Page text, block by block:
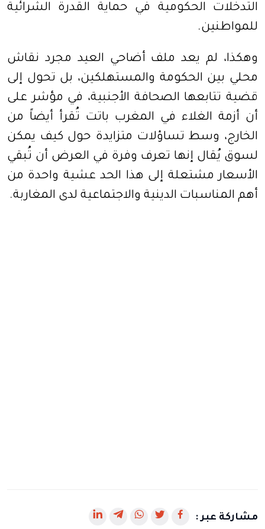
التدخلات الحكومية في حماية القدرة الشرائية
للمواطنين.
وهكذا، لم يعد ملف أضاحي العيد مجرد نقاش
محلي بين الحكومة والمستهلكين، بل تحول إلى
قضية تتابعها الصحافة الأجنبية، في مؤشر على
أن أزمة الغلاء في المغرب باتت تُقرأ أيضاً من
الخارج، وسط تساؤلات متزايدة حول كيف يمكن
لسوق يُقال إنها تعرف وفرة في العرض أن تُبقي
الأسعار مشتعلة إلى هذا الحد عشية واحدة من
أهم المناسبات الدينية والاجتماعية لدى المغاربة.
مشاركة عبر :
رابط رابطرابطرابطرابط